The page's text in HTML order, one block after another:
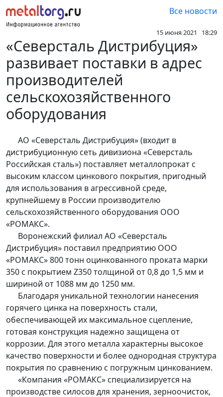
Все новости
15 июня 2021 18:29
«Северсталь Дистрибуция»
развивает поставки в адрес
производителей
сельскохозяйственного
оборудования
АО «Северсталь Дистрибуция» (входит в
дистрибуционную сеть дивизиона «Северсталь
Российская сталь») поставляет металлопрокат с
высоким классом цинкового покрытия, пригодный
для использования в агрессивной среде,
крупнейшему в России производителю
сельскохозяйственного оборудования ООО
«РОМАКС».
Воронежский филиал АО «Северсталь
Дистрибуция» поставил предприятию ООО
«РОМАКС» 800 тонн оцинкованного проката марки
350 с покрытием Z350 толщиной от 0,8 до 1,5 мм и
шириной от 1088 мм до 1250 мм.
Благодаря уникальной технологии нанесения
горячего цинка на поверхность стали,
обеспечивающей их максимальное сцепление,
готовая конструкция надежно защищена от
коррозии. Для этого металла характерны высокое
качество поверхности и более однородная структура
покрытия по сравнению с погружным цинкованием.
«Компания «РОМАКС» специализируется на
производстве силосов для хранения, зерноочисток,